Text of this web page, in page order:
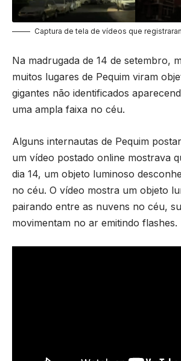
Captura de tela de vídeos que
Na madrugada de 14 de setembro,
muitos lugares de Pequim viram
gigantes não identificados
uma ampla faixa no céu.
Alguns internautas de Pequim
um vídeo postado online mostrava
dia 14, um objeto luminoso
no céu. O vídeo mostra um objeto
pairando entre as nuvens no céu,
movimentam no ar emitindo flashes.